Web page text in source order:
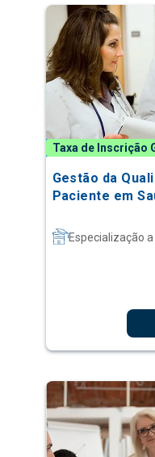
Taxa de Inscrição
Gestão da
Paciente em
Especialização